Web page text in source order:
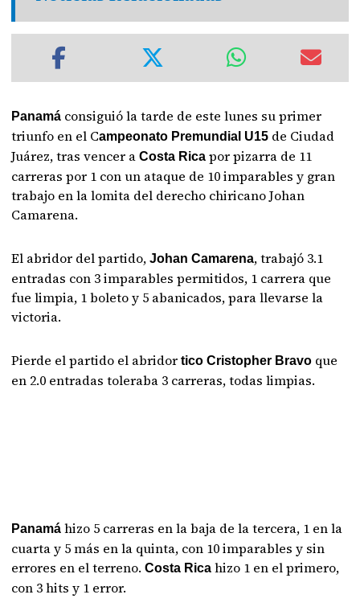
Panamá consiguió la tarde de este lunes su primer
triunfo en el Campeonato Premundial U15 de Ciudad
Juárez, tras vencer aCosta Ricapor pizarra de 11
carreras por 1 con un ataque de 10 imparables y gran
trabajo en la lomita del derecho chiricano Johan
Camarena.
El abridor del partido, Johan Camarena, trabajó 3.1
entradas con 3 imparables permitidos, 1 carrera que
fue limpia, 1 boleto y 5 abanicados, para llevarse la
victoria.
Pierde el partido el abridortico Cristopher Bravo que
en 2.0 entradas toleraba 3 carreras, todas limpias.
Panamáhizo 5 carreras en la baja de la tercera, 1 en la
cuarta y 5 más en la quinta, con 10 imparables y sin
errores en el terreno.Costa Rica hizo 1 en el primero,
con 3 hits y 1 error.